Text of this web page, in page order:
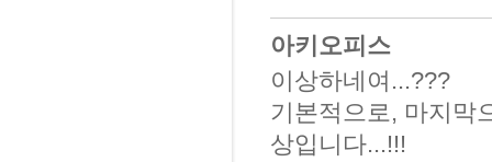
아키오피스
이상하네여...???
기본적으로, 마지막
상입니다...!!!